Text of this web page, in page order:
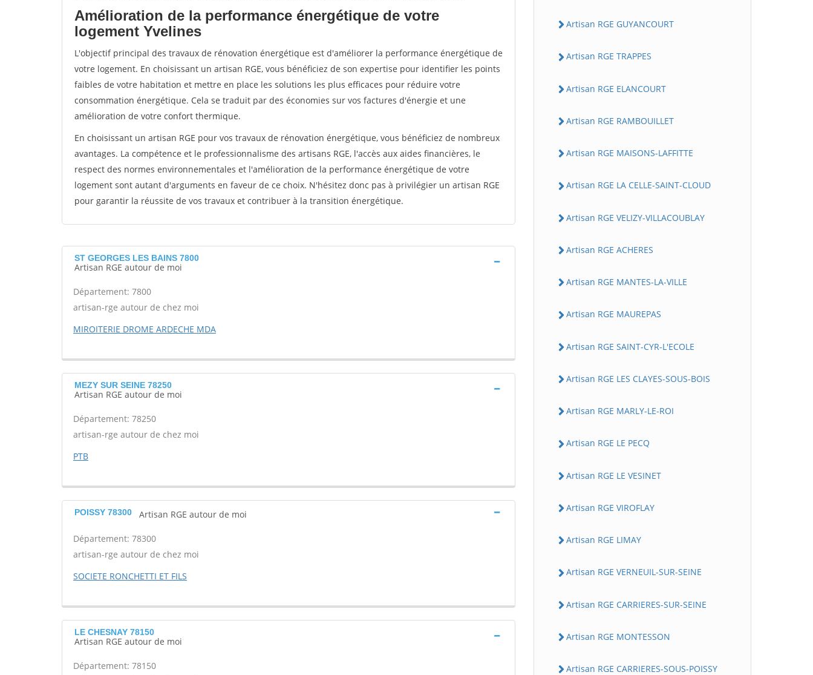
Amélioration de la performance énergétique de votre
logement Yvelines
L'objectif principal des travaux de rénovation énergétique est d'améliorer la performance énergétique de
votre logement. En choisissant un artisan RGE, vous bénéficiez de son expertise pour identifier les points
faibles de votre habitation et mettre en place les solutions les plus efficaces pour réduire votre
consommation énergétique. Cela se traduit par des économies sur vos factures d'énergie et une
amélioration de votre confort thermique.
En choisissant un artisan RGE pour vos travaux de rénovation énergétique, vous bénéficiez de nombreux
avantages. La compétence et le professionnalisme des artisans RGE, l'accès aux aides financières, le
respect des normes environnementales et l'amélioration de la performance énergétique de votre
logement sont autant d'arguments en faveur de ce choix. N'hésitez donc pas à privilégier un artisan RGE
pour garantir la réussite de vos travaux et contribuer à la transition énergétique.
ST GEORGES LES BAINS 7800
Artisan RGE autour de moi
Département: 7800
artisan-rge autour de chez moi
MIROITERIE DROME ARDECHE MDA
MEZY SUR SEINE 78250
Artisan RGE autour de moi
Département: 78250
artisan-rge autour de chez moi
PTB
POISSY 78300 Artisan RGE autour de moi
Département: 78300
artisan-rge autour de chez moi
SOCIETE RONCHETTI ET FILS
LE CHESNAY 78150
Artisan RGE autour de moi
Département: 78150
Artisan RGE GUYANCOURT
Artisan RGE TRAPPES
Artisan RGE ELANCOURT
Artisan RGE RAMBOUILLET
Artisan RGE MAISONS-LAFFITTE
Artisan RGE LA CELLE-SAINT-CLOUD
Artisan RGE VELIZY-VILLACOUBLAY
Artisan RGE ACHERES
Artisan RGE MANTES-LA-VILLE
Artisan RGE MAUREPAS
Artisan RGE SAINT-CYR-L'ECOLE
Artisan RGE LES CLAYES-SOUS-BOIS
Artisan RGE MARLY-LE-ROI
Artisan RGE LE PECQ
Artisan RGE LE VESINET
Artisan RGE VIROFLAY
Artisan RGE LIMAY
Artisan RGE VERNEUIL-SUR-SEINE
Artisan RGE CARRIERES-SUR-SEINE
Artisan RGE MONTESSON
Artisan RGE CARRIERES-SOUS-POISSY